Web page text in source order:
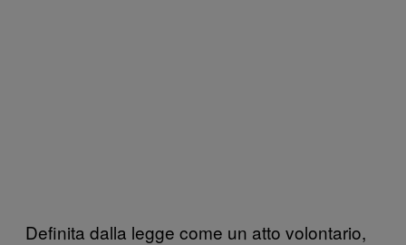
Definita dalla legge come un atto volontario,